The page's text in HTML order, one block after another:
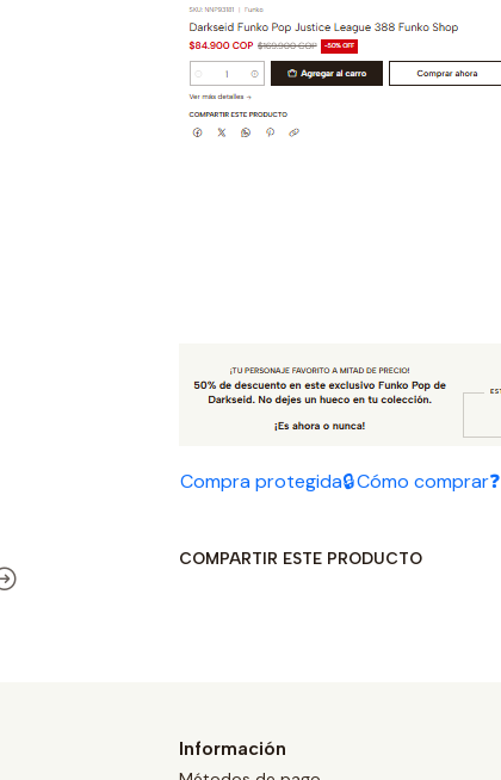
Compra protegida🔒Cómo comprar❓
COMPARTIR ESTE PRODUCTO
Información